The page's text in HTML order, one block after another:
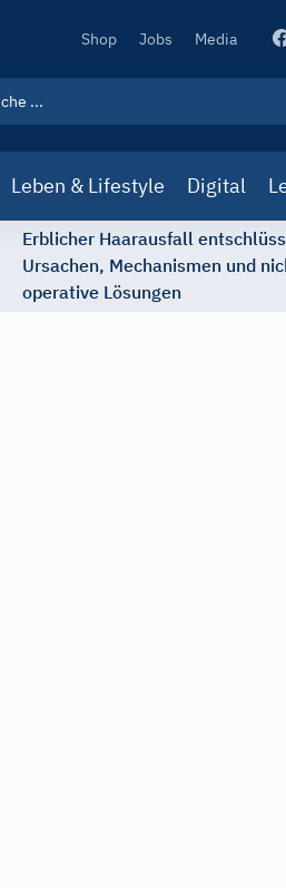
Secondary
Shop Jobs Media
Leben & Lifestyle Digital
Erblicher Haarausfall
Ursachen, Mechanismen und
operative Lösungen